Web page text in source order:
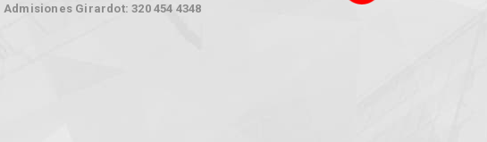
Admisiones Girardot: 320 454 4348